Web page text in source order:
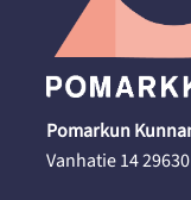
Pomarkun
Vanhatie 14